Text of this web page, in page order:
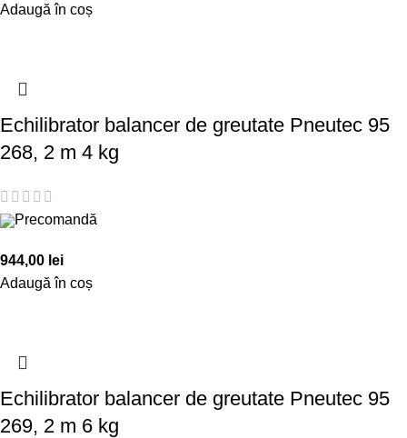
Adaugă în coș
Echilibrator balancer de greutate Pneutec 95
268, 2 m 4 kg
Precomandă
944,00 lei
Adaugă în coș
Echilibrator balancer de greutate Pneutec 95
269, 2 m 6 kg